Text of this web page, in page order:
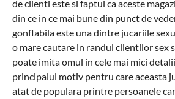
de clienti este si faptul ca aceste
din ce in ce mai bune din punct de
gonflabila este una dintre jucariile
o mare cautare in randul clientilor sex
poate imita omul in cele mai mici
principalul motiv pentru care aceasta
atat de populara printre persoanele